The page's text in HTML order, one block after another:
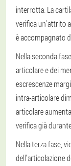
interrotta. La
verifica un'attrito
è accompagnato
Nella seconda
articolare e dei
escrescenze
intra-articolare
articolare
verifica già
Nella terza fase,
dell'articolazione